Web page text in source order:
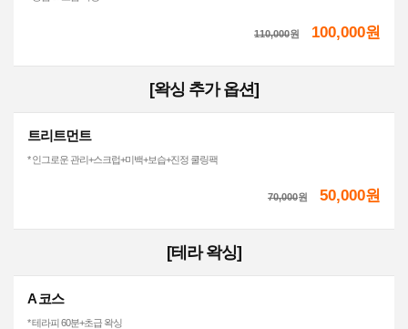
110,000원 100,000원
[왁싱 추가 옵션]
트리트먼트
* 인그로운 관리+스크럽+미백+보습+진정 쿨링팩
70,000원 50,000원
[테라 왁싱]
A 코스
* 테라피 60분+초급 왁싱